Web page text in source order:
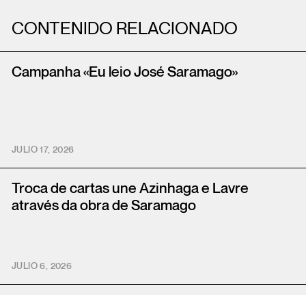
CONTENIDO RELACIONADO
Campanha «Eu leio José Saramago»
JULIO 17, 2026
Troca de cartas une Azinhaga e Lavre
através da obra de Saramago
JULIO 6, 2026